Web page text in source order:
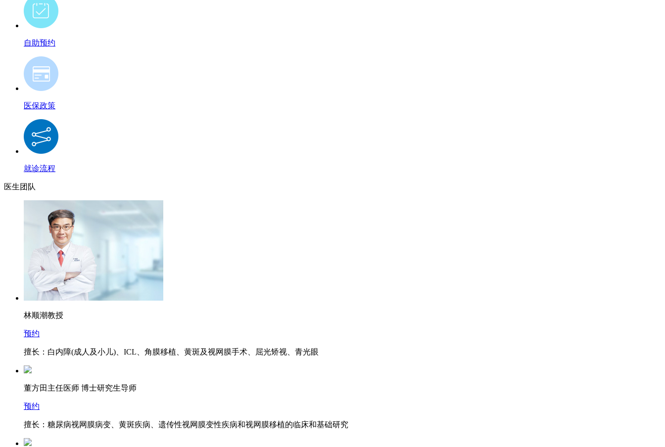
自助预约
医保政策
就诊流程
医生团队
林顺潮教授
预约
擅长：白内障(成人及小儿)、ICL、角膜移植、黄斑及视网膜手术、屈光矫视、青光眼
董方田 主任医师 博士研究生导师
预约
擅长：糖尿病视网膜病变、黄斑疾病、遗传性视网膜变性疾病和视网膜移植的临床和基础研究